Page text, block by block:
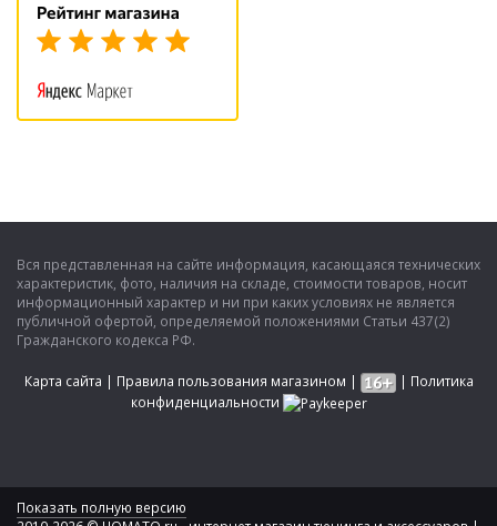
Вся представленная на сайте информация, касающаяся технических
характеристик, фото, наличия на складе, стоимости товаров, носит
информационный характер и ни при каких условиях не является
публичной офертой, определяемой положениями Статьи 437(2)
Гражданского кодекса РФ.
Карта сайта | Правила пользования магазином | | Политика
конфиденциальности
Показать полную версию